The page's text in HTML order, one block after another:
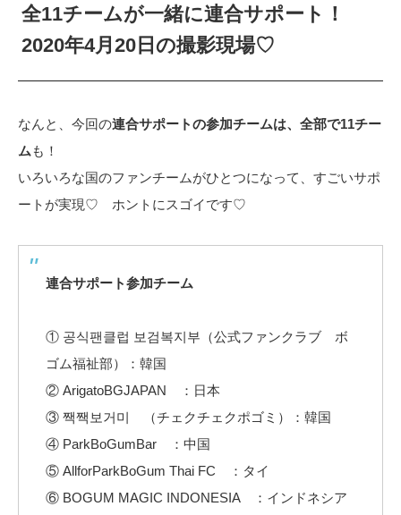
全11チームが一緒に連合サポート！
2020年4月20日の撮影現場♡
なんと、今回の連合サポートの参加チームは、全部で11チー
ム も！
いろいろな国のファンチームがひとつになって、すごいサポ
ートが実現♡ ホントにスゴイです♡
連合サポート参加チーム
① 공식팬클럽 보검복지부（公式ファンクラブ ボ
ゴム福祉部）：韓国
② ArigatoBGJAPAN ：日本
③ 짹짹보거미 （チェクチェクポゴミ）：韓国
④ ParkBoGumBar ：中国
⑤ AllforParkBoGum Thai FC ：タイ
⑥ BOGUM MAGIC INDONESIA ：インドネシア